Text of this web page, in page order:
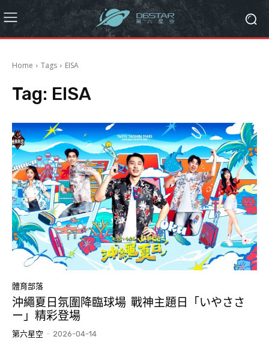
Home Tags EISA
Tag: EISA
體育部落
沖繩夏日氛圍降臨球場 戰神主題日「いやささ
ー」精彩登場
第六星空 - 2026-04-14